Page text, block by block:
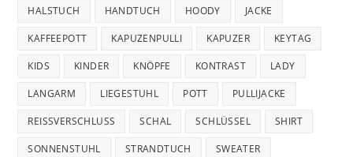
HALSTUCH HANDTUCH HOODY JACKE
KAFFEEPOTT KAPUZENPULLI KAPUZER KEYTAG
KIDS KINDER KNÖPFE KONTRAST LADY
LANGARM LIEGESTUHL POTT PULLIJACKE
REISSVERSCHLUSS SCHAL SCHLÜSSEL SHIRT
SONNENSTUHL STRANDTUCH SWEATER